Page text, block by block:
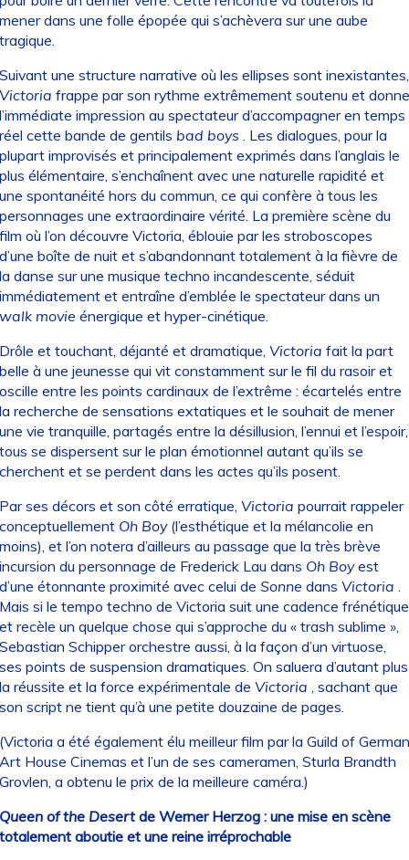
dans une folle épopée qui s’achèvera sur une aube
une structure narrative où les ellipses sont inexistantes,
frappe par son rythme extrêmement soutenu et donne
impression au spectateur d’accompagner en temps
cette bande de gentils bad boys . Les dialogues, pour la
improvisés et principalement exprimés dans l’anglais le
élémentaire, s’enchaînent avec une naturelle rapidité et
spontanéité hors du commun, ce qui confère à tous les
une extraordinaire vérité. La première scène du
où l’on découvre Victoria, éblouie par les stroboscopes
boîte de nuit et s’abandonnant totalement à la fièvre de
danse sur une musique techno incandescente, séduit
et entraîne d’emblée le spectateur dans un
movie énergique et hyper-cinétique.
et touchant, déjanté et dramatique, Victoria fait la part
à une jeunesse qui vit constamment sur le fil du rasoir et
entre les points cardinaux de l’extrême : écartelés entre
recherche de sensations extatiques et le souhait de mener
vie tranquille, partagés entre la désillusion, l’ennui et l’espoir,
se dispersent sur le plan émotionnel autant qu’ils se
et se perdent dans les actes qu’ils posent.
ses décors et son côté erratique, Victoria pourrait rappeler
Oh Boy(l’esthétique et la mélancolie en
et l’on notera d’ailleurs au passage que la très brève
du personnage de Frederick Lau dans Oh Boyest
étonnante proximité avec celui de Sonne dans Victoria
si le tempo techno de Victoria suit une cadence frénétique
recèle un quelque chose qui s’approche du « trash sublime »,
Schipper orchestre aussi, à la façon d’un virtuose,
points de suspension dramatiques. On saluera d’autant plus
réussite et la force expérimentale de Victoria , sachant que
script ne tient qu’à une petite douzaine de pages.
a été également élu meilleur film par la Guild of German
House Cinemas et l’un de ses cameramen, Sturla Brandth
a obtenu le prix de la meilleure caméra.)
of the Desert de Werner Herzog : une mise en scène
aboutie et une reine irréprochable